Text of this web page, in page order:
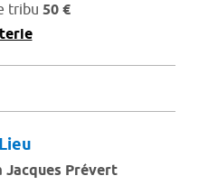
tribu 50 €
Lieu
Jacques Prévert